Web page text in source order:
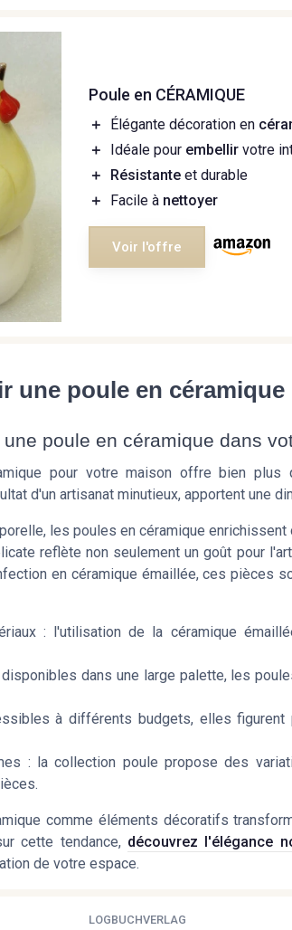
Poule en CÉRAMIQUE
＋ Élégante décoration en
＋
Idéale pour embellir votre
＋
Résistante et durable
＋
Facile à nettoyer
Voir l'offre
une poule en céramique
poule en céramique dans
pour votre maison offre bien plus
d'un artisanat minutieux, apportent une
les poules en céramique
reflète non seulement un goût pour
en céramique émaillée, ces pièces
: l'utilisation de la céramique
dans une large palette, les
à différents budgets, elles
: la collection poule propose des
comme éléments décoratifs
cette tendance, découvrez l'élégance
de votre espace.
LOGBUCHVERLAG